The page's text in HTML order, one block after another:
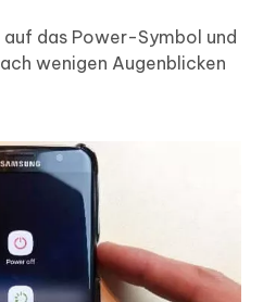
das Power-Symbol und
wenigen Augenblicken